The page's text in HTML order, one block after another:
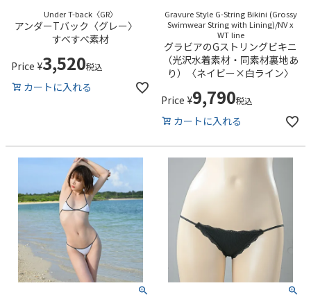
Under T-back〈GR〉
アンダーTバック〈グレー〉
すべすべ素材
Price ¥3,520税込
カートに入れる
Gravure Style G-String Bikini (Grossy
Swimwear String with Lining)/NV x
WT line
グラビアのGストリングビキニ
（光沢水着素材・同素材裏地あ
り）〈ネイビー×白ライン〉
Price ¥9,790税込
カートに入れる